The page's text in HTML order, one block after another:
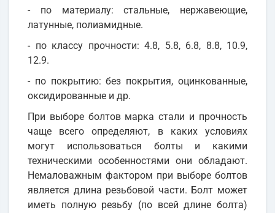
- по материалу: стальные, нержавеющие,
латунные, полиамидные.
- по классу прочности: 4.8, 5.8, 6.8, 8.8, 10.9,
12.9.
- по покрытию: без покрытия, оцинкованные,
оксидированные и др.
При выборе болтов марка стали и прочность
чаще всего определяют, в каких условиях
могут использоваться болты и какими
техническими особенностями они обладают.
Немаловажным фактором при выборе болтов
является длина резьбовой части. Болт может
иметь полную резьбу (по всей длине болта)